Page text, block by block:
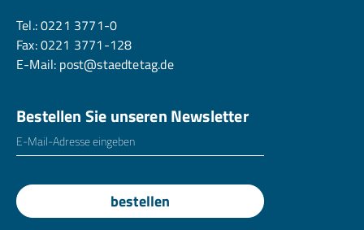
Tel.:0221 3771-0
Fax: 0221 3771-128
E-Mail: post@staedtetag.de
Bestellen Sie unseren Newsletter
E-Mailadresse
bestellen